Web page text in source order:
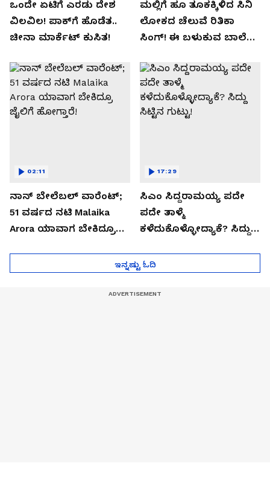
ಒಂದೇ ಏಟಿಗೆ ಎರಡು ದೇಶ
ವಿಲವಿಲ! ಪಾಕ್​​ಗೆ ಹೊಡೆತ..
ಚೀನಾ ಮಾರ್ಕೆಟ್​ ಕುಸಿತ!
ಮಲ್ಲಿಗೆ ಹೂ ತೂಕಕ್ಕಿಳಿದ ಸಿನಿ
ಲೋಕದ ಚೆಲುವೆ ರಿತಿಕಾ
ಸಿಂಗ್!‌ ಈ ಬಳುಕುವ ಬಾಲೆ
ನಾನ್ ಬೇಲೆಬಲ್ ವಾರೆಂಟ್;
51 ವರ್ಷದ ನಟಿ Malaika
Arora ಯಾವಾಗ ಬೇಕಿದ್ರೂ
02:11
ಸಿಎಂ ಸಿದ್ದರಾಮಯ್ಯ ಪದೇ
ಪದೇ ತಾಳ್ಮೆ
ಕಳೆದುಕೊಳ್ಳೋದ್ಯಾಕೆ? ಸಿದ್ದು
17:29
ಇನ್ನಷ್ಟು ಓದಿ